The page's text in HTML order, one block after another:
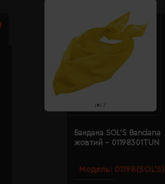
Модель: 01198(SOL’S)
Бандана SOL'S Bandana
жовтий - 01198301TUN